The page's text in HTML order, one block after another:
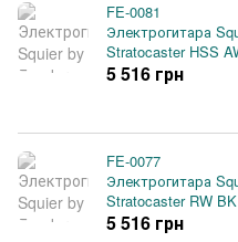
FE-0081
Электрогитара
Stratocaster HSS
5 516 грн
FE-0077
Электрогитара
Stratocaster RW BK
5 516 грн